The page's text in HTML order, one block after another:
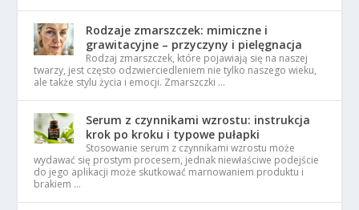
Rodzaje zmarszczek: mimiczne i
grawitacyjne – przyczyny i pielęgnacja
Rodzaj zmarszczek, które pojawiają się na naszej
twarzy, jest często odzwierciedleniem nie tylko naszego wieku,
ale także stylu życia i emocji. Zmarszczki …
Serum z czynnikami wzrostu: instrukcja
krok po kroku i typowe pułapki
Stosowanie serum z czynnikami wzrostu może
wydawać się prostym procesem, jednak niewłaściwe podejście
do jego aplikacji może skutkować marnowaniem produktu i
brakiem …